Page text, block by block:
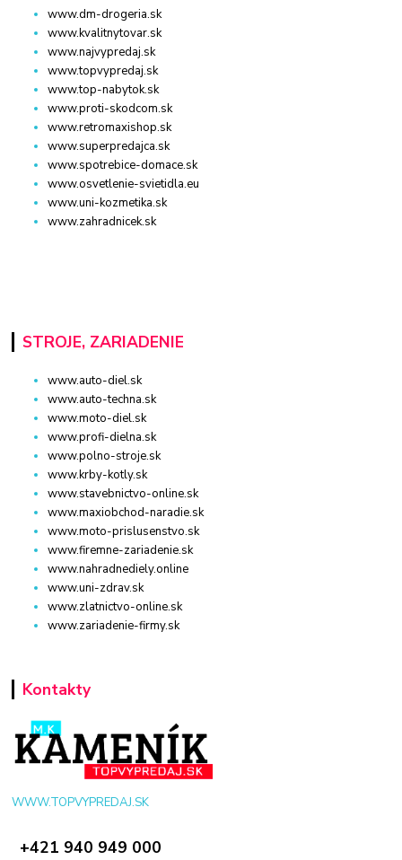
www.dm-drogeria.sk
www.kvalitnytovar.sk
www.najvypredaj.sk
www.topvypredaj.sk
www.top-nabytok.sk
www.proti-skodcom.sk
www.retromaxishop.sk
www.superpredajca.sk
www.spotrebice-domace.sk
www.osvetlenie-svietidla.eu
www.uni-kozmetika.sk
www.zahradnicek.sk
STROJE, ZARIADENIE
www.auto-diel.sk
www.auto-techna.sk
www.moto-diel.sk
www.profi-dielna.sk
www.polno-stroje.sk
www.krby-kotly.sk
www.stavebnictvo-online.sk
www.maxiobchod-naradie.sk
www.moto-prislusenstvo.sk
www.firemne-zariadenie.sk
www.nahradnediely.online
www.uni-zdrav.sk
www.zlatnictvo-online.sk
www.zariadenie-firmy.sk
Kontakty
WWW.TOPVYPREDAJ.SK
+421 940 949 000